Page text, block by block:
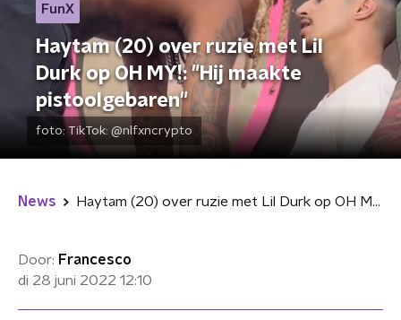
FunX
Haytam (20) over ruzie met Lil
Durk op OH MY!: "Hij maakte
pistoolgebaren"
foto:TikTok: @nlfxncrypto
News Haytam (20) over ruzie met Lil Durk op OH MY!: "Hij maakte pistoolgebaren"
Door: Francesco
di 28 juni 2022 12:10